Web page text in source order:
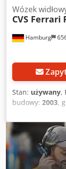
Hamburg
Wózek
CVS Ferrari
Stan: używany,
budowy: 2003,
diesel, moc:
typ napędu:
Reachstacker
Akcef Skrzynia
Stan: gotowy do